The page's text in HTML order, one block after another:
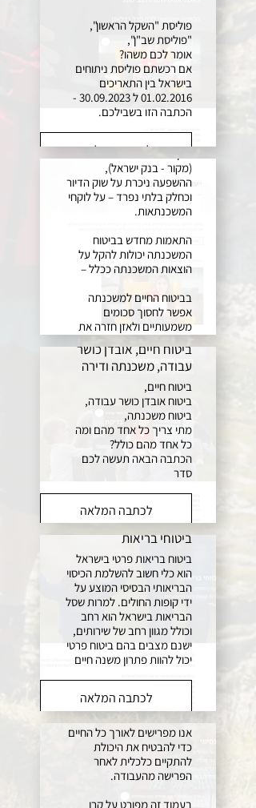
פוליסת "השקל הראשון",
"פוליסת שב"ן",
אומר לכם משהו?
אם רכשתם פוליסת ניתוחים
בישראל בין התאריכים
01.02.2016 ל 30.09.2023 -
הכתבה הזו בשבילכם.
לכתבה המלאה
ייעול ביטוח המשכנתה
נכון ליום כתיבת שורות אלו
(מקור - בנק ישראל),
ההשפעה ניכרת על שוק הדיור
וכחלק בלתי נפרד – על לוקחי
המשכנתאות.
התאמות מחדש בביטוח
המשכנתה יכולות להקל על
הוצאות המשכנתה ככלל –
בביטוח החיים למשכנתה
אפשר לחסוך סכומים
משמעותיים ולאזן חזרה את
הוצאות המשכנתה - למרות
עליית הריבית החדה
לכתבה המלאה
ביטוח חיים, אובדן כושר
עבודה, משכנתה ודירה
ביטוח חיים,
ביטוח אובדן כושר עבודה,
ביטוח משכנתה,
מתי צריך כל אחד מהם ומה
כל אחד מהם כולל?
הכתבה הבאה תעשה לכם
סדר
לכתבה המלאה
ביטוחי בריאות
ביטוח בריאות פרטי בישראל
הוא כלי חשוב להשלמת הכיסוי
הבריאותי הבסיסי המוצע על
ידי קופות החולים. למרות שסל
הבריאות בישראל הוא רחב
וכולל מגוון רחב של שירותים,
ישנם מצבים בהם ביטוח פרטי
יכול להוות פתרון משנה חיים
לכתבה המלאה
ביטוח פנסיוני
אנו מפרישים לאורך כל החיים
כדי להבטיח את היכולת
להתקיים כלכלית לאחר
הפרישה מהעבודה.
בעמוד זה מפורט על קרן